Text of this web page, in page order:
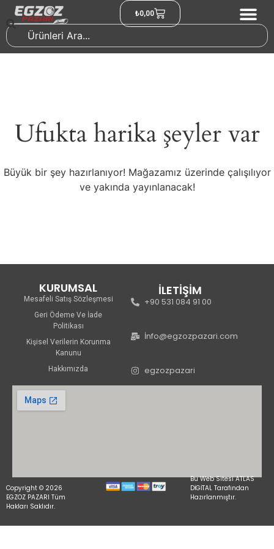
₺0,00
Ufukta harika şeyler var
Büyük bir şey hazırlanıyor! Mağazamız üzerinde çalışılıyor
ve yakında yayınlanacak!
KURUMSAL
Mesafeli Satış Sözleşmesi
Geri Ödeme Ve İade
Politikası
Kişisel Verilerin Korunma
Kanunu
Hakkımızda
İLETİŞİM
+90 531 084 91 00
İnfo@egzozpazari.com
egzozpazari
Copyright © 2026
EGZOZ PAZARI Tüm
Hakları Saklıdır.
Bu Web Sitesi ATLAS
DİGİTAL Tarafından
Hazırlanmıştır.